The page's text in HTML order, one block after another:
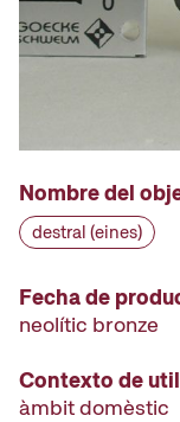
Nombre del
destral (eines)
Fecha de
neolític bronze
Contexto de
àmbit domèstic